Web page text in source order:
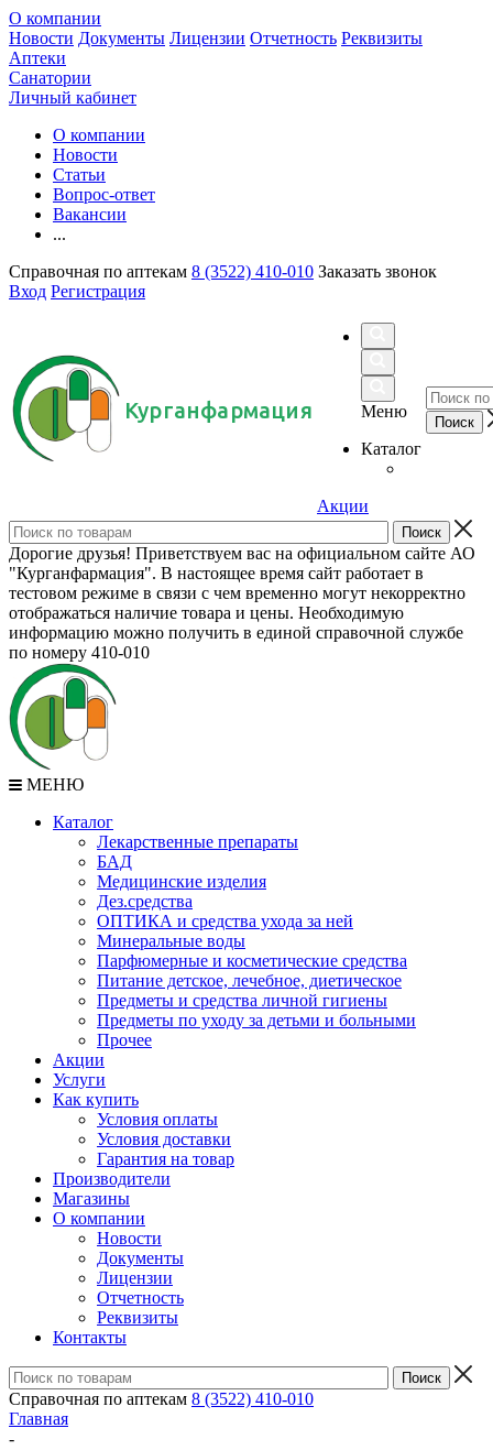
О компании
Новости Документы Лицензии Отчетность Реквизиты
Аптеки
Санатории
Личный кабинет
О компании
Новости
Статьи
Вопрос-ответ
Вакансии
...
Справочная по аптекам 8 (3522) 410-010 Заказать звонок
Вход Регистрация
Курганфармация
Меню
Каталог
Акции
Дорогие друзья! Приветствуем вас на официальном сайте АО
"Курганфармация". В настоящее время сайт работает в
тестовом режиме в связи с чем временно могут некорректно
отображаться наличие товара и цены. Необходимую
информацию можно получить в единой справочной службе
по номеру 410-010
МЕНЮ
Каталог
Лекарственные препараты
БАД
Медицинские изделия
Дез.средства
ОПТИКА и средства ухода за ней
Минеральные воды
Парфюмерные и косметические средства
Питание детское, лечебное, диетическое
Предметы и средства личной гигиены
Предметы по уходу за детьми и больными
Прочее
Акции
Услуги
Как купить
Условия оплаты
Условия доставки
Гарантия на товар
Производители
Магазины
О компании
Новости
Документы
Лицензии
Отчетность
Реквизиты
Контакты
Справочная по аптекам 8 (3522) 410-010
Главная
-